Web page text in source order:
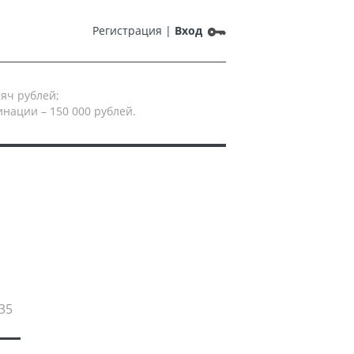
Регистрация | Вход
рублей;
– 150 000 рублей.